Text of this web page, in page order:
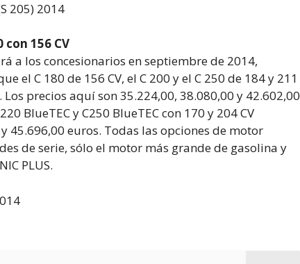
con 156 CV
a los concesionarios en septiembre de 2014,
el C 180 de 156 CV, el C 200 y el C 250 de 184 y 211
precios aquí son 35.224,00, 38.080,00 y 42.602,00
BlueTEC y C250 BlueTEC con 170 y 204 CV
45.696,00 euros. Todas las opciones de motor
de serie, sólo el motor más grande de gasolina y
PLUS.